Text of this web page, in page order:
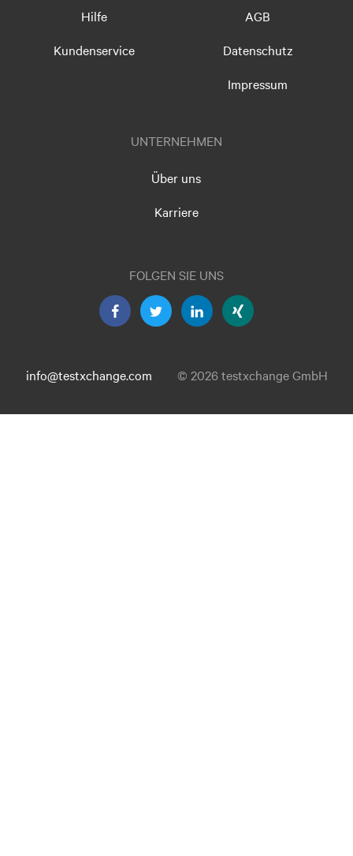
Hilfe
Kundenservice
AGB
Datenschutz
Impressum
UNTERNEHMEN
Über uns
Karriere
FOLGEN SIE UNS
info@testxchange.com © 2026 testxchange GmbH